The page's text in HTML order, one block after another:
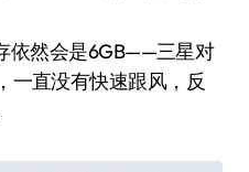
依然会是6GB——三星对
一直没有快速跟风，反